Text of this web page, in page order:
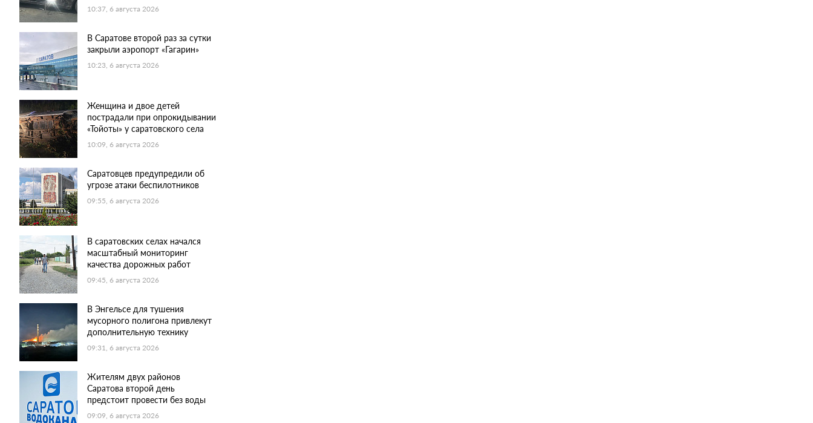
10:37, 6 августа 2026
В Саратове второй раз за сутки
закрыли аэропорт «Гагарин»
10:23, 6 августа 2026
Женщина и двое детей
пострадали при опрокидывании
«Тойоты» у саратовского села
10:09, 6 августа 2026
Саратовцев предупредили об
угрозе атаки беспилотников
09:55, 6 августа 2026
В саратовских селах начался
масштабный мониторинг
качества дорожных работ
09:45, 6 августа 2026
В Энгельсе для тушения
мусорного полигона привлекут
дополнительную технику
09:31, 6 августа 2026
Жителям двух районов
Саратова второй день
предстоит провести без воды
09:09, 6 августа 2026